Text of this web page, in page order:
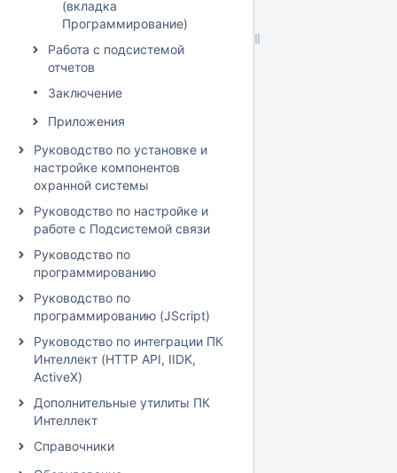
(вкладка
Программирование)
Работа с подсистемой
отчетов
Заключениe
Приложения
Руководство по установке и
настройке компонентов
охранной системы
Руководство по настройке и
работе с Подсистемой связи
Руководство по
программированию
Руководство по
программированию (JScript)
Руководство по интеграции ПК
Интеллект (HTTP API, IIDK,
ActiveX)
Дополнительные утилиты ПК
Интеллект
Справочники